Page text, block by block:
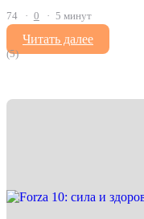
74 0 5 минут
Читать далее
(5)